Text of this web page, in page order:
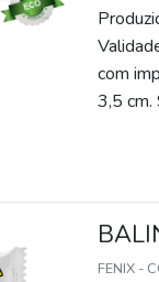
com
3,5 cm.
FENIX -